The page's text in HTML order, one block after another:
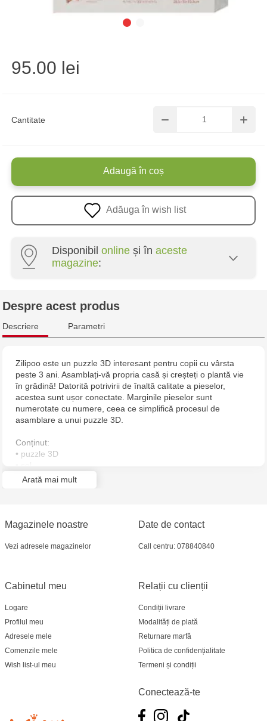
Cantitate
95.00 lei
Adaugă în coș
Adăuga în wish list
Disponibil online și în aceste
magazine:
Multistore Centru - bd. Cantemir, 6
Jucărenia Bălți - str. Alexandru Cel Bun, 5
Jucărenia Cahul - str. Ștefan cel Mare, 29А
Multistore Soroca - bd. Ștefan cel Mare, 110
Despre acest produs
Descriere Parametri
Zilipoo este un puzzle 3D interesant pentru copii cu vârsta
peste 3 ani. Asamblați-vă propria casă și creșteți o plantă vie
în grădină! Datorită potrivirii de înaltă calitate a pieselor,
acestea sunt ușor conectate. Marginile pieselor sunt
numerotate cu numere, ceea ce simplifică procesul de
asamblare a unui puzzle 3D.
Conținut:
• puzzle 3D
• semințe
• jurnal de îngrijire
Arată mai mult
Magazinele noastre
Vezi adresele magazinelor
Relații cu clienții
Condiții livrare
Modalități de plată
Returnare marfă
Politica de confidențialitate
Termeni și condiții
Cabinetul meu
Logare
Profilul meu
Adresele mele
Comenzile mele
Wish list-ul meu
Date de contact
Call centru: 078840840
Conectează-te